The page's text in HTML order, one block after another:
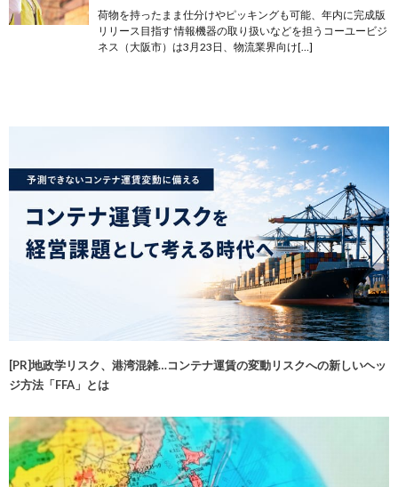
荷物を持ったまま仕分けやピッキングも可能、年内に完成版
リリース目指す 情報機器の取り扱いなどを担うコーユービジ
ネス（大阪市）は3月23日、物流業界向け[…]
[PR]地政学リスク、港湾混雑…コンテナ運賃の変動リスクへの新しいヘッ
ジ方法「FFA」とは